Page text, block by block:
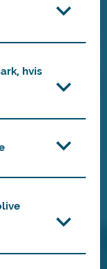
hvis